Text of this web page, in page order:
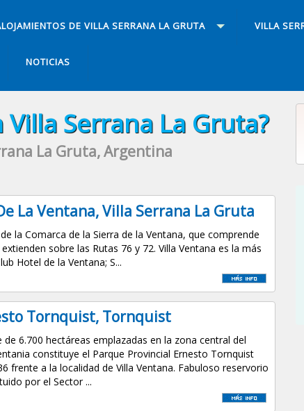
DE VILLA SERRANA LA GRUTA VILLA
NOTICIAS
Serrana La Gruta?
La Gruta, Argentina
La Ventana, Villa Serrana La Gruta
la Comarca de la Sierra de la Ventana, que comprende
sobre las Rutas 76 y 72. Villa Ventana es la más
Hotel de la Ventana; S...
Tornquist, Tornquist
de 6.700 hectáreas emplazadas en la zona central del
constituye el Parque Provincial Ernesto Tornquist
frente a la localidad de Villa Ventana. Fabuloso reservorio
por el Sector ...